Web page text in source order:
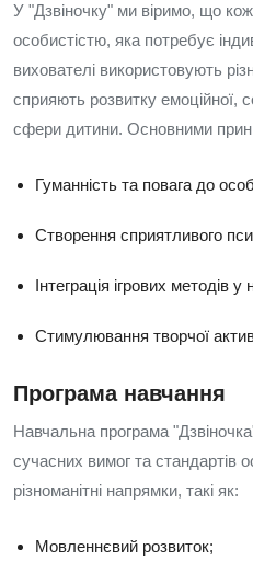
У "Дзвіночку" ми віримо, що
особистістю, яка потребує
вихователі використовують
сприяють розвитку емоційної,
сфери дитини. Основними
Гуманність та повага до
Створення сприятливого
Інтеграція ігрових методів
Стимулювання творчої
Програма навчання
Навчальна програма
сучасних вимог та стандартів
різноманітні напрямки, такі як:
Мовленнєвий розвиток;